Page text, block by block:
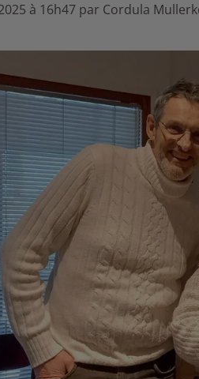
à 16h47 par Cordula